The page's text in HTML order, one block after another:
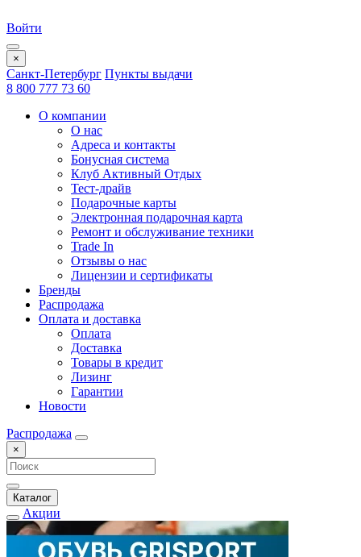
Войти
×
Санкт-Петербург Пункты выдачи
8 800 777 73 60
О компании
О нас
Адреса и контакты
Бонусная система
Клуб Активный Отдых
Тест-драйв
Подарочные карты
Электронная подарочная карта
Ремонт и обслуживание техники
Trade In
Отзывы о нас
Лицензии и сертификаты
Бренды
Распродажа
Оплата и доставка
Оплата
Доставка
Товары в кредит
Лизинг
Гарантии
Новости
Распродажа
×
Каталог
Акции